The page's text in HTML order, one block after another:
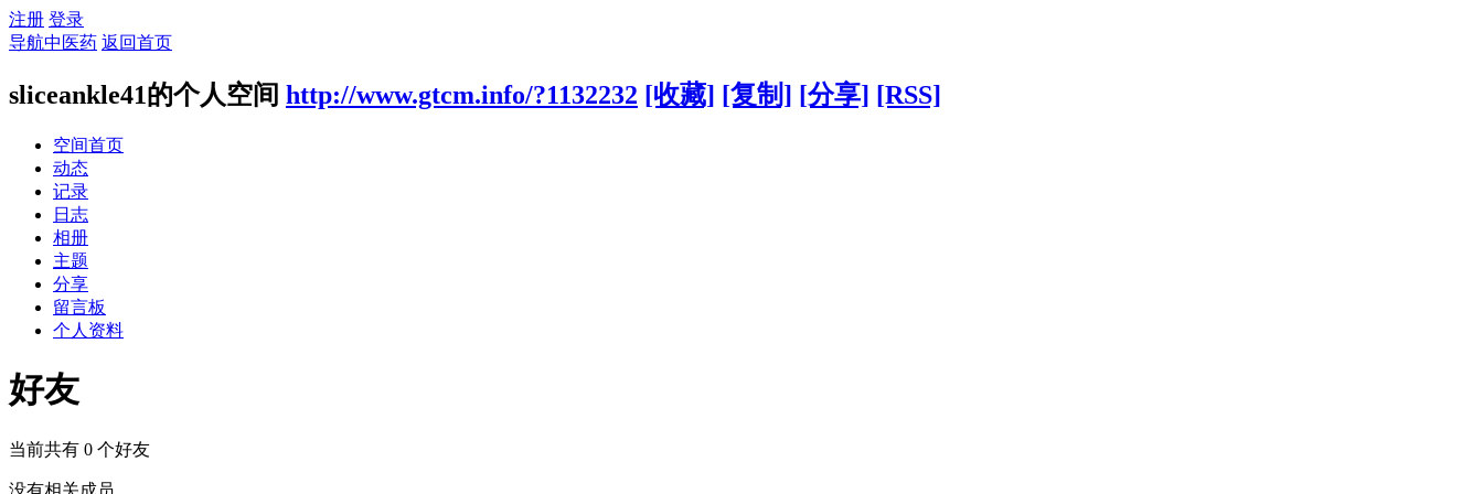
注册 登录
导航中医药 返回首页
sliceankle41的个人空间 http://www.gtcm.info/?1132232 [收藏] [复制] [分享] [RSS]
空间首页
动态
记录
日志
相册
主题
分享
留言板
个人资料
好友
当前共有 0 个好友
没有相关成员